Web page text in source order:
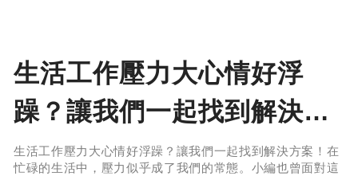
生活工作壓力大心情好浮
躁？讓我們一起找到解決方
案！
生活工作壓力大心情好浮躁？讓我們一起找到解決方案！在
忙碌的生活中，壓力似乎成了我們的常態。小編也曾面對這